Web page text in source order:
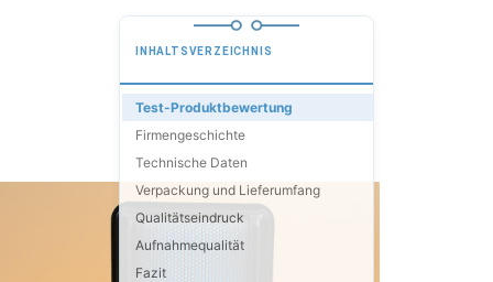
INHALTSVERZEICHNIS
Test-Produktbewertung
Firmengeschichte
Technische Daten
Verpackung und Lieferumfang
Qualitätseindruck
Aufnahmequalität
Fazit